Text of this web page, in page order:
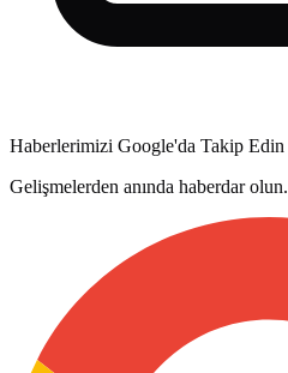
Haberlerimizi Google'da Takip Edin
Gelişmelerden anında haberdar olun.